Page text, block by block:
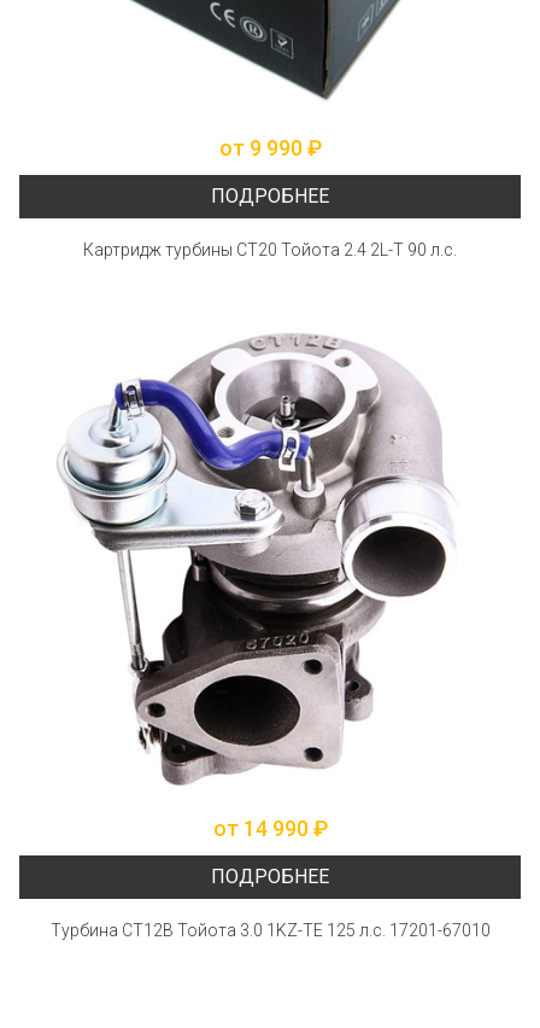
от 9 990 ₽
ПОДРОБНЕЕ
Картридж турбины СТ20 Тойота 2.4 2L-T 90 л.с.
от 14 990 ₽
ПОДРОБНЕЕ
Турбина СТ12В Тойота 3.0 1KZ-TE 125 л.с. 17201-67010